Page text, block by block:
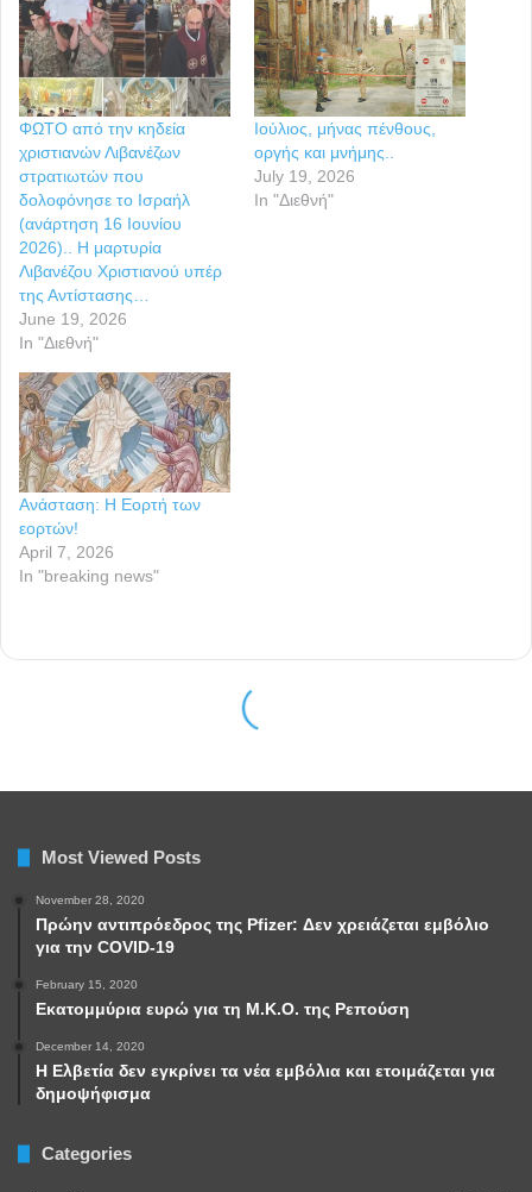
Most Viewed Posts
November 28, 2020
Πρώην αντιπρόεδρος της Pfizer: Δεν χρειάζεται εμβόλιο
για την COVID-19
February 15, 2020
Εκατομμύρια ευρώ για τη Μ.Κ.Ο. της Ρεπούση
December 14, 2020
Η Ελβετία δεν εγκρίνει τα νέα εμβόλια και ετοιμάζεται για
δημοψήφισμα
Categories